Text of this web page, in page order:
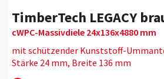
TimberTech LEGACY
cWPC-Massivdiele 24x136x4880 mm
mit schützender Kunststoff-
Stärke 24 mm, Breite 136 mm